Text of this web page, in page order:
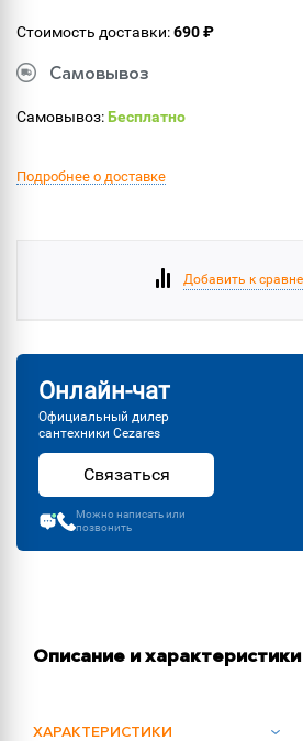
Стоимость доставки:690 ₽
Самовывоз
Самовывоз:Бесплатно
Подробнее о доставке
Добавить к
Онлайн-чат
Официальный дилер
сантехники Cezares
Связаться
Можно написать или
позвонить
Описание и характеристики
ХАРАКТЕРИСТИКИ